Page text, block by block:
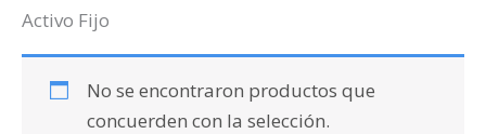
Activo Fijo
No se encontraron productos que
concuerden con la selección.